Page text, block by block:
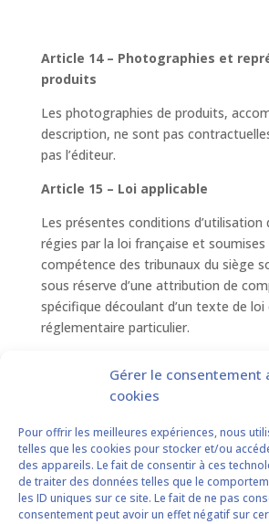
Gérer le consentement
cookies
Pour offrir les meilleures expériences, nous
telles que les cookies pour stocker et/ou
des appareils. Le fait de consentir à ces
de traiter des données telles que le
les ID uniques sur ce site. Le fait de ne pas
consentement peut avoir un effet négatif sur
Article 14 – Photographies et
produits
Les photographies de produits,
description, ne sont pas
pas l’éditeur.
Article 15 – Loi applicable
Les présentes conditions
régies par la loi française et soumises
compétence des tribunaux du siège
sous réserve d’une attribution de
spécifique découlant d’un texte de loi
réglementaire particulier.
Pour toute question, information sur
vous pouvez laisser un message à
suivante : cbarbot@laposte.net